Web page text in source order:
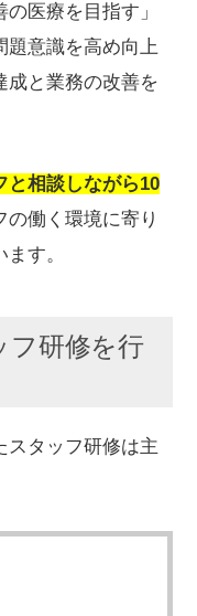
医療を目指す」
題意識を高め向上
成と業務の改善を
と相談しながら10
の働く環境に寄り
す。
フ研修を行
スタッフ研修は主